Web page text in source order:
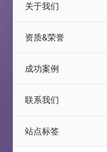
关于我们
资质&荣誉
成功案例
联系我们
站点标签